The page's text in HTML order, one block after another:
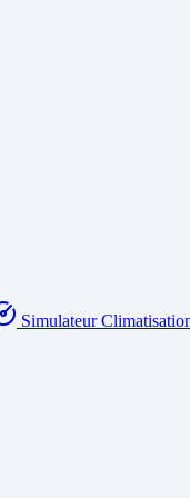
Simulateur